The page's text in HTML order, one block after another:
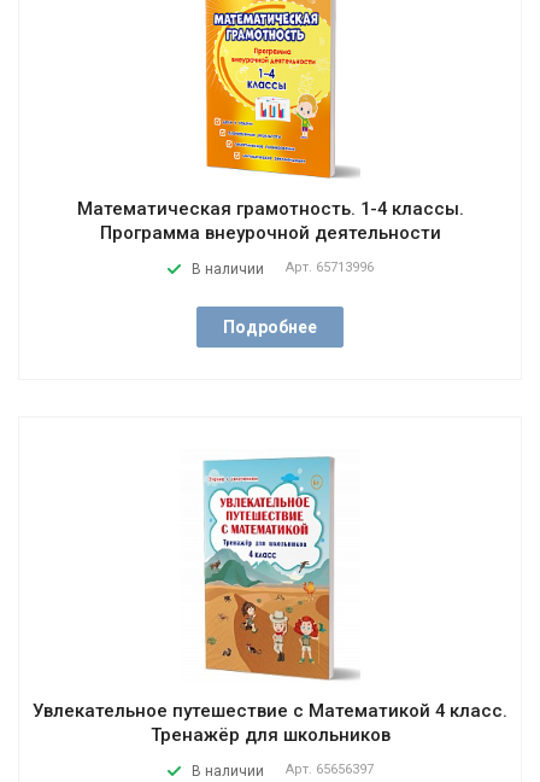
Математическая грамотность. 1-4 классы.
Программа внеурочной деятельности
В наличии Арт. 65713996
Подробнее
Увлекательное путешествие с Математикой 4 класс.
Тренажёр для школьников
В наличии Арт. 65656397